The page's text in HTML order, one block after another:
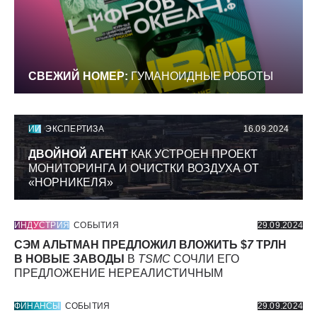
СВЕЖИЙ НОМЕР: ГУМАНОИДНЫЕ РОБОТЫ
ИИ ЭКСПЕРТИЗА 16.09.2024
ДВОЙНОЙ АГЕНТКАК УСТРОЕН ПРОЕКТ
МОНИТОРИНГА И ОЧИСТКИ ВОЗДУХА ОТ
«НОРНИКЕЛЯ»
ИНДУСТРИЯ СОБЫТИЯ 29.09.2024
СЭМ АЛЬТМАН ПРЕДЛОЖИЛ ВЛОЖИТЬ $7ТРЛН
В НОВЫЕ ЗАВОДЫ
В TSMC СОЧЛИ ЕГО
ПРЕДЛОЖЕНИЕ НЕРЕАЛИСТИЧНЫМ
ФИНАНСЫ СОБЫТИЯ 29.09.2024